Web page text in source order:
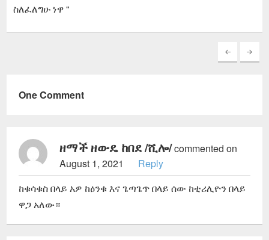
ስለፈለግሁ ነዋ “
One Comment
ዘማች ዘውዴ ከበደ /ሺሎ/commented on
August 1, 2021
Reply
ከቁሳቁስ በላይ አዎ ከዕንቁ እና ጌጣጌጥ በላይ ሰው ከቲሪሊዮን በላይ
ዋጋ አለው።